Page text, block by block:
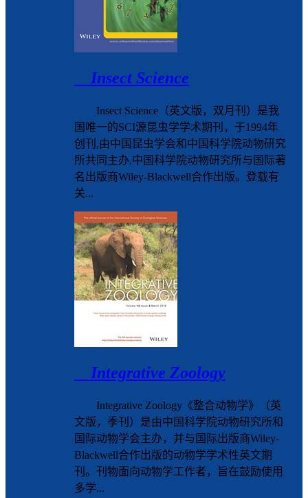
Insect Science
Insect Science（英文版，双月刊）是我
国唯一的SCI源昆虫学学术期刊，于1994年
创刊,由中国昆虫学会和中国科学院动物研究
所共同主办,中国科学院动物研究所与国际著
名出版商Wiley-Blackwell合作出版。登载有
关...
Integrative Zoology
Integrative Zoology《整合动物学》（英
文版，季刊）是由中国科学院动物研究所和
国际动物学会主办，并与国际出版商Wiley-
Blackwell合作出版的动物学学术性英文期
刊。刊物面向动物学工作者，旨在鼓励使用
多学...